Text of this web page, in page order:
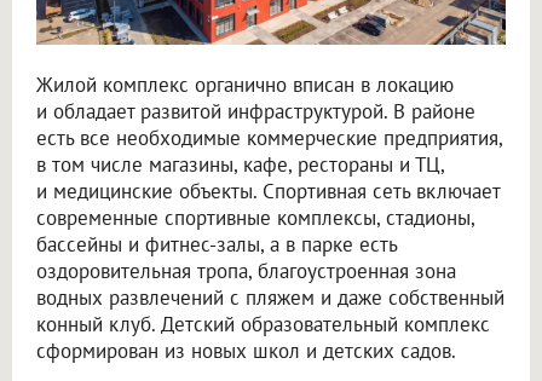
Жилой комплекс органично вписан в локацию
и обладает развитой инфраструктурой. В районе
есть все необходимые коммерческие предприятия,
в том числе магазины, кафе, рестораны и ТЦ,
и медицинские объекты. Спортивная сеть включает
современные спортивные комплексы, стадионы,
бассейны и фитнес-залы, а в парке есть
оздоровительная тропа, благоустроенная зона
водных развлечений с пляжем и даже собственный
конный клуб. Детский образовательный комплекс
сформирован из новых школ и детских садов.